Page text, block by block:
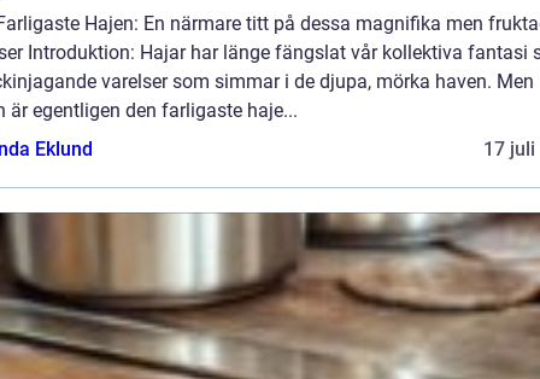
Hajen: En närmare titt på dessa magnifika men
Introduktion: Hajar har länge fängslat vår kollektiva fantasi
varelser som simmar i de djupa, mörka haven. Men
är egentligen den farligaste haje...
Eklund
17 juli